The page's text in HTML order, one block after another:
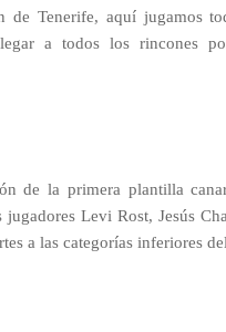
de Tenerife, aquí jugamos
a todos los rincones
de la primera plantilla
Levi Rost, Jesús
a las categorías inferiores